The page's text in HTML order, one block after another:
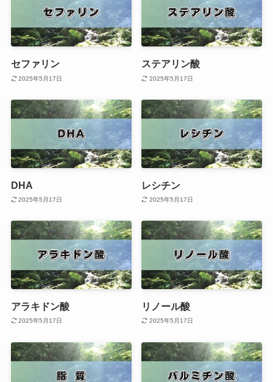
セファリン
2025年5月17日
ステアリン酸
2025年5月17日
DHA
2025年5月17日
レシチン
2025年5月17日
アラキドン酸
2025年5月17日
リノール酸
2025年5月17日